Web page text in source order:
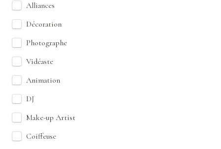
Alliances
Décoration
Photographe
Vidéaste
Animation
DJ
Make-up Artist
Coiffeuse